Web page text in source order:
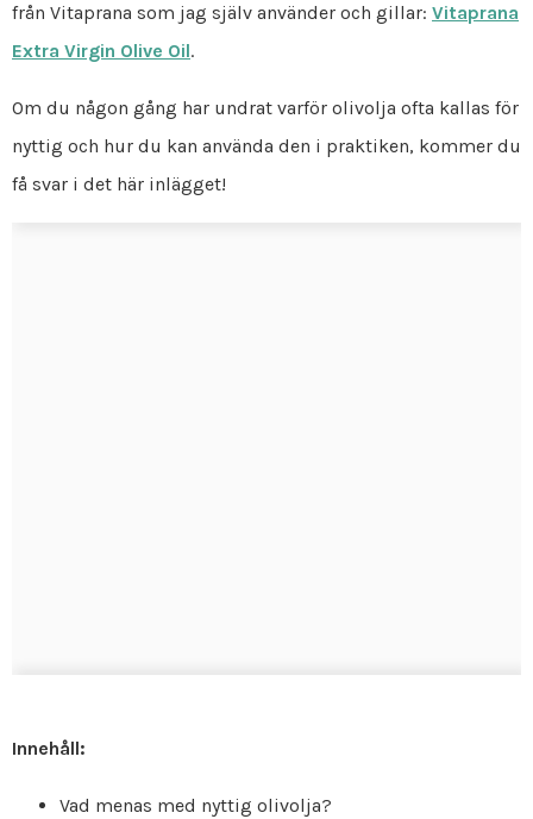
från Vitaprana som jag själv använder och gillar: Vitaprana
Extra Virgin Olive Oil.
Om du någon gång har undrat varför olivolja ofta kallas för
nyttig och hur du kan använda den i praktiken, kommer du
få svar i det här inlägget!
Innehåll:
Vad menas med nyttig olivolja?